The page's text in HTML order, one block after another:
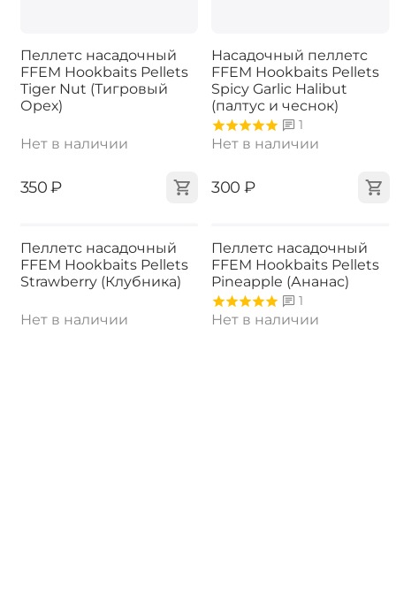
Пеллетс насадочный
FFEM Hookbaits Pellets
Tiger Nut (Тигровый
Орех)
Нет в наличии
‍350‍ ₽
Насадочный пеллетс
FFEM Hookbaits Pellets
Spicy Garlic Halibut
(палтус и чеснок)
1
Нет в наличии
‍300‍ ₽
Пеллетс насадочный
FFEM Hookbaits Pellets
Strawberry (Клубника)
Нет в наличии
Пеллетс насадочный
FFEM Hookbaits Pellets
Pineapple (Ананас)
1
Нет в наличии